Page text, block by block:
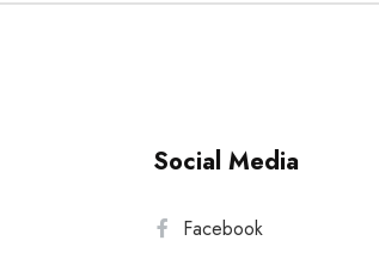
Social Media
Facebook